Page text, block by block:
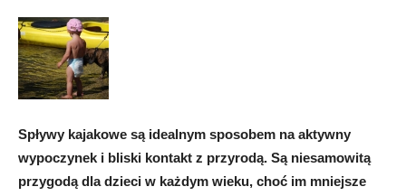
Spływy kajakowe są idealnym sposobem na aktywny
wypoczynek i bliski kontakt z przyrodą. Są niesamowitą
przygodą dla dzieci w każdym wieku, choć im mniejsze